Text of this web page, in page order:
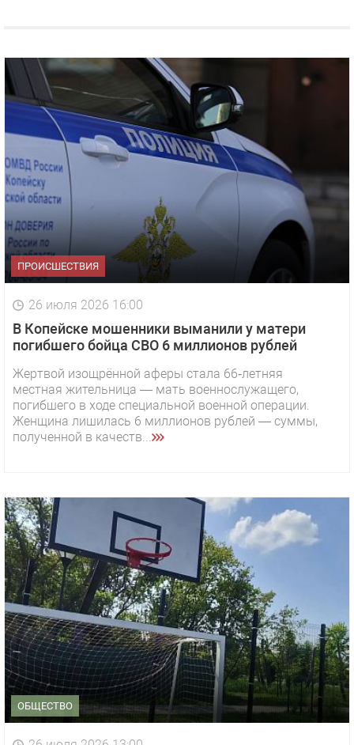
ПРОИСШЕСТВИЯ
26 июля 2026 16:00
В Копейске мошенники выманили у матери
погибшего бойца СВО 6 миллионов рублей
Жертвой изощрённой аферы стала 66‑летняя
местная жительница — мать военнослужащего,
погибшего в ходе специальной военной операции.
Женщина лишилась 6 миллионов рублей — суммы,
полученной в качеств...
ОБЩЕСТВО